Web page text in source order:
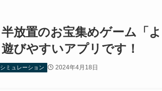
半放置のお宝集めゲーム「
遊びやすいアプリです！
シミュレーション 2024年4月18日